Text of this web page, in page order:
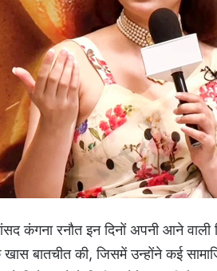
कंगना रनौत इन दिनों अपनी आने वाली
बातचीत की, जिसमें उन्होंने कई